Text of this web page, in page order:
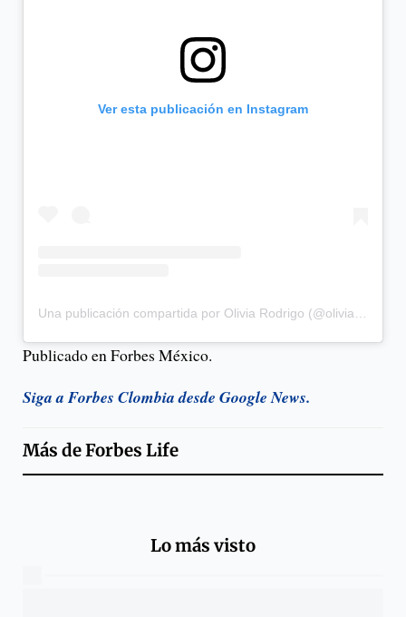
Ver esta publicación en Instagram
Una publicación compartida por Olivia Rodrigo (@oliviarodrigo)
Publicado en Forbes México.
Siga a Forbes Clombia desde Google News.
Más deForbes Life
Lo más visto